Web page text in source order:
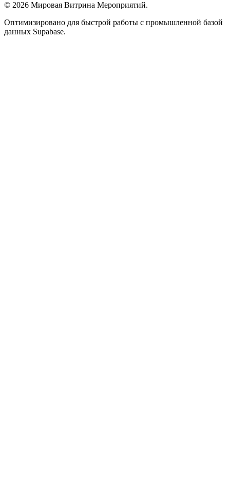
© 2026 Мировая Витрина Мероприятий.
Оптимизировано для быстрой работы с промышленной базой
данных Supabase.